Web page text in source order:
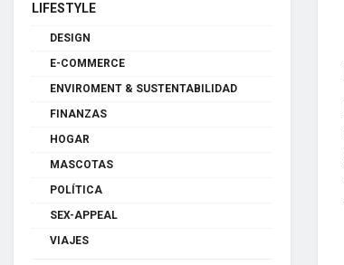
LIFESTYLE
DESIGN
E-COMMERCE
ENVIROMENT & SUSTENTABILIDAD
FINANZAS
HOGAR
MASCOTAS
POLÍTICA
SEX-APPEAL
VIAJES